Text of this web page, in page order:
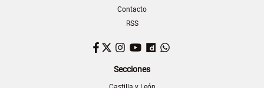
Contacto
RSS
Facebook
TwitterInstagram
YouTubeDailymotion
Secciones